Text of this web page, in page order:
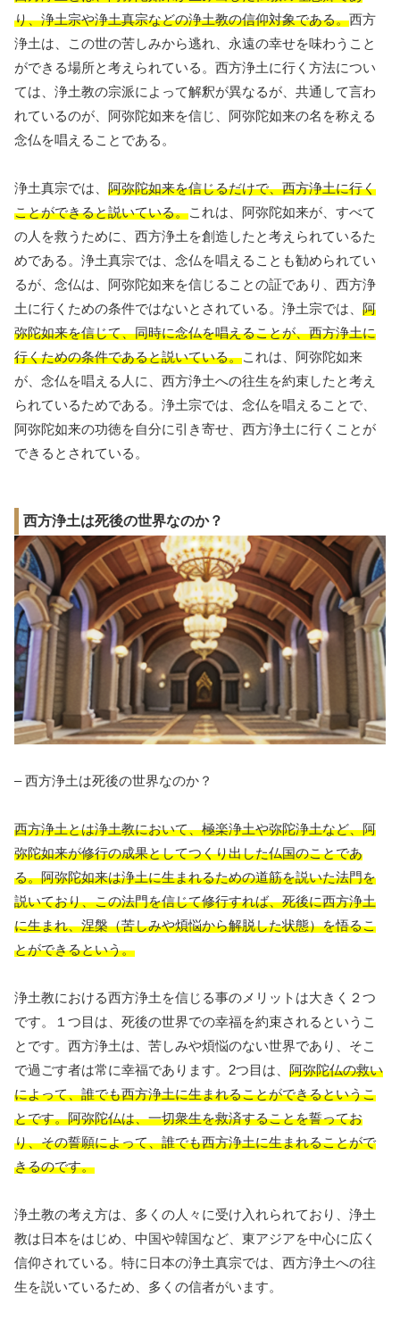
り、浄土宗や浄土真宗などの浄土教の信仰対象である。西方
浄土は、この世の苦しみから逃れ、永遠の幸せを味わうこと
ができる場所と考えられている。西方浄土に行く方法につい
ては、浄土教の宗派によって解釈が異なるが、共通して言わ
れているのが、阿弥陀如来を信じ、阿弥陀如来の名を称える
念仏を唱えることである。
浄土真宗では、 阿弥陀如来を信じるだけで、西方浄土に行く
ことができると説いている。これは、阿弥陀如来が、すべて
の人を救うために、西方浄土を創造したと考えられているた
めである。浄土真宗では、念仏を唱えることも勧められてい
るが、念仏は、阿弥陀如来を信じることの証であり、西方浄
土に行くための条件ではないとされている。浄土宗では、 阿
弥陀如来を信じて、同時に念仏を唱えることが、西方浄土に
行くための条件であると説いている。これは、阿弥陀如来
が、念仏を唱える人に、西方浄土への往生を約束したと考え
られているためである。浄土宗では、念仏を唱えることで、
阿弥陀如来の功徳を自分に引き寄せ、西方浄土に行くことが
できるとされている。
西方浄土は死後の世界なのか？
– 西方浄土は死後の世界なのか？
西方浄土とは浄土教において、極楽浄土や弥陀浄土など、阿
弥陀如来が修行の成果としてつくり出した仏国のことであ
る。阿弥陀如来は浄土に生まれるための道筋を説いた法門を
説いており、この法門を信じて修行すれば、死後に西方浄土
に生まれ、涅槃（苦しみや煩悩から解脱した状態）を悟るこ
とができるという。
浄土教における西方浄土を信じる事のメリットは大きく２つ
です。１つ目は、死後の世界での幸福を約束されるというこ
とです。西方浄土は、苦しみや煩悩のない世界であり、そこ
で過ごす者は常に幸福であります。2つ目は、 阿弥陀仏の救い
によって、誰でも西方浄土に生まれることができるというこ
とです。阿弥陀仏は、一切衆生を救済することを誓ってお
り、その誓願によって、誰でも西方浄土に生まれることがで
きるのです。
浄土教の考え方は、多くの人々に受け入れられており、浄土
教は日本をはじめ、中国や韓国など、東アジアを中心に広く
信仰されている。特に日本の浄土真宗では、西方浄土への往
生を説いているため、多くの信者がいます。